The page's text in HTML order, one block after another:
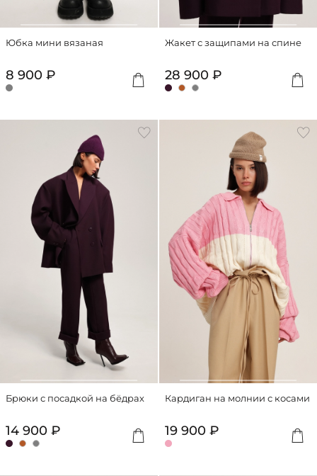
Юбка мини вязаная
8 900 ₽
Жакет с защипами на спине
28 900 ₽
Брюки с посадкой на бёдрах
14 900 ₽
Кардиган на молнии с косами
19 900 ₽